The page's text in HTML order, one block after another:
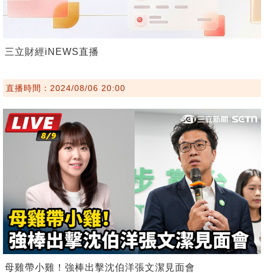
三立財經iNEWS直播
直播時間：2024/08/06 20:00
母雞帶小雞！強棒出擊沈伯洋張文潔見面會